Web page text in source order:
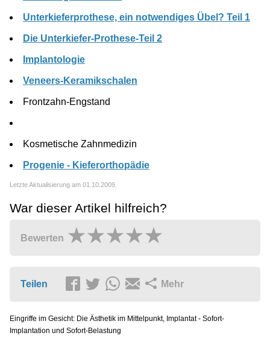
Unterkieferprothese, ein notwendiges Übel? Teil 1
Die Unterkiefer-Prothese-Teil 2
Implantologie
Veneers-Keramikschalen
Frontzahn-Engstand
Kosmetische Zahnmedizin
Progenie - Kieferorthopädie
Letzte Aktualisierung am 01.10.2009.
War dieser Artikel hilfreich?
Bewerten
Teilen Mehr
Eingriffe im Gesicht: Die Ästhetik im Mittelpunkt, Implantat - Sofort-
Implantation und Sofort-Belastung